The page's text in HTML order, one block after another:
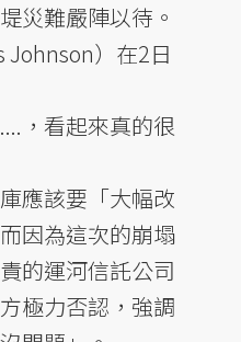
災難嚴陣以待。
Johnson）在2日
，看起來真的很
應該要「大幅改
因為這次的崩塌
的運河信託公司
極力否認，強調